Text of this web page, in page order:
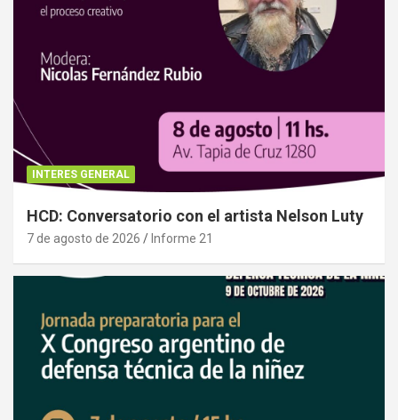
INTERES GENERAL
HCD: Conversatorio con el artista Nelson Luty
7 de agosto de 2026 Informe 21